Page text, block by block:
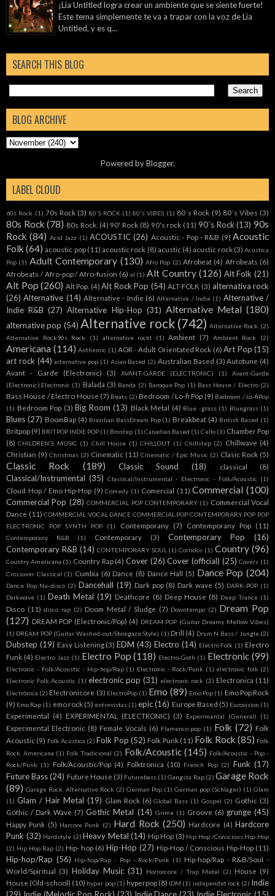
¡Lia Untitled logra crear un ambiente que se siente fuerte!
Este tema simplemente te va a trapar con la voz de Lia
Untitled, y es q...
SEARCH THIS BLOG
BLOG ARCHIVE
Powered byBlogger.
LABEL CLOUD
60s Rock (1) 70s Rock (3) 80'S ROCK (1) 80's VIBES (1) 80´s Rock (9) 80´s Vibes (3)
80s Rock (78) 80s Rock. (4) 90' Rock (8) 90's rock (11) 90´s Rock (13) 90s
Rock (84) Acid Jazz (1) ACOUSTIC (26) Acoustic - Pop - R&B (9) Acoustic
Folk (64) acoustic pop (11) acoustic rock (8) acustic (4) acustic rock (3) Acústica
Pop (1) Adult Contemporary (130) Afro Pop (2) Afrobeat (4) Afrobeats (6)
Afrobeats / Afro-pop / Afro-fusion (6) al (1) Alt Country (126) Alt Folk (21)
Alt Pop (260) Alt Pop. (4) Alt Rock Pop (54) ALT-FOLK (3) alternativa rock
(26) Alternative (14) Alternative - Indie (6) Alternative / Indie (1) Alternative /
Indie R&B (27) Alternative Hip-Hop (31) Alternative Metal (180)
alternative pop (54) Alternative rock (742) Alternative Rock. (2)
Alternative Rock90s Rock
(1) alternative rockl (1) Ambient (7) Ambient Rock (2)
Americana (114) Anthemic (1) AOR - Adult Orientated Rock (6) Art Pop (15)
art rock (44) arternative pop (1) Asian Based (2) Australian Based (3) Autotune (4)
Avant - Garde (Electronic)
(3) AVANT-GARDE (ELECTRONIC) (1)
Avant-Garde
(Electronic).Electronic (1) Balada (3) Banda (2) Baroque Pop (1) Bass House / Electro (2)
Bass House / Electro House (7) Beats (2) Bedroom / Lo-fi Pop (9) Bedroom / Lo-fiPop
(1) Bedroom Pop (3) Big Room (13) Black Metal (4) Blue -grass (1) Bluegrass (1)
Blues (27) BoomBap (4) Brazilian BassDream Pop (1) Breakbeat (4) British Based (1)
Britpop (9) BRITPOP INDIE POP (1) Brostep (1) Canadian Based (1) Cello (1) Chamber Pop
(8) CHILDREN'S MUSIC (1) Chill House (1) CHILLOUT (1) Chillstep (2) Chillwave (4)
Christian (9) Christmas (2) Cinematic (11) Cinematic / Epic Music (2) Clasic Rock (5)
Classic Rock (189) Classic Sound (18) classical (8)
Classical/Instrumental (35) Classical/Instrumental - Electronic - Folk/Acoustic (1)
Cloud Hop / Emo Hip-Hop (9) Comedy (1) Comercial (11) Commercial (100)
Commercial Pop (28) COMMERCIAL POP CONTEMPORARY (1) Commercial Vocal
Dance (11) COMMERCIAL VOCAL DANCE COMMERCIAL POP CONTEMPORARY POP POP
ELECTRONIC POP SYNTH POP
(1) Contemporany (7) Contemporany Pop (11)
Contemporany R&B (1) Contemporary (3) Contemporary Pop
(16)
Contemporary R&B (14) CONTEMPORARY SOUL (1) Corridos (1) Country (96)
Country Americana (1) Country Rap (4) Cover (26) Cover (official) (25) Covers (1)
Crossover Classical (1) Cumbia (6) Dance (8) Dance Hall (5) Dance Pop (204)
Dance Pop Nu-disco (2) Dancehall (19) Dark pop (8) Dark wave (5) DARK-POP (1)
Darkwave (1) Death Metal (19) Deathcore (8) Deep House (8) Deep Trance (1)
Disco (11) disco rap (2) Doom Metal / Sludge (7) Downtempo (2) Dream Pop
(127) DREAM POP (Electronic/Pop) (4) DREAM POP (Guitar Dreamy Mellow Vibes)
(1) DREAM POP (Guitar Washed-out/Shoegaze Style) (1) Drill (4) Drum N Bass / Jungle (2)
Dubstep (19) Easy Listening (3) EDM (43) Electro (14) Electro Folk (1) Electro
Funk (4) Electro Jazz (1) Electro Pop (118) Electro-Goth (1) Electronic (99)
Electronic - Folk/Acoustic - Hip-hop/Rap (1) Electronic - Rock/Punk (1) electronic folk (2)
Electronic Folk Acoustic (1) electronic pop (31) electronic rock (2) Electronica (11)
Electrónica (2) Electronicore (3) ElectroPop (1) Emo (89) Emo Pop (1) Emo Pop Rock
(9) Emo Rap (1) emo rock (5) entrevistas (1) epic (16) Europe Based (5) Eurovision (1)
Experimental (4) EXPERIMENTAL (ELECTRONIC) (3) Experimental (General) (1)
Experimental Electronic (8) Female Vocals (6) Flamenco pop (1) Folk (72) Folk
Acoustic (9) Folk Acústica (2) Folk Pop (52) Folk Punk (11) Folk Rock (85) Folk
Rock. Americana (1) Folk Tradicional (2) Folk/Acoustic (145) Folk/Acoustic - Pop -
Rock/Punk (1) Folk/Acoustic/Pop (4) Folktronica (10) French Pop (2) Funk (17)
Future Bass (24) Future House (3) Futurebass (1) Gangsta Rap (2) Garage Rock
(89) Garage Rock. Alternative Rock (2) German Pop (1) German pop (Schlager) (1) Glam
(1) Glam / Hair Metal (19) Glam Rock (6) Global Bass (1) Gospel (2) Gothic (3)
Gothic / Dark Wave (7) Gothic Metal (14) Grime (1) Groove (6) grunge (45)
Happy Punk (5) Harcore Punk (2) Hard Rock (250) Hardcore (4) Hardcore
Punk (32) Hardstyle (2) Heavy Metal (14) Hip Hop (3) Hip Hop /Conscious Hip-Hop
(2) Hip Hop Rap (2) Hip- hop (6) Hip-Hop (27) Hip-Hop / Conscious Hip-Hop (11)
Hip-hop/Rap (56) Hip-hop/Rap - Pop - Rock/Punk (1) Hip-hop/Rap - R&B/Soul -
World/Spiritual (3) Holiday Music (31) Horrorcore / Trap Metal (2) House (9)
House (Old-school) (10) hyper pop (1) hyperpop (8) IDM (1) independet rock (2) Indie